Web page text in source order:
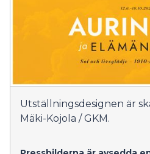
Utställningsdesignen är
Mäki-Kojola / GKM.